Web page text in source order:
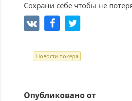
Сохрани себе чтобы не
Новости покера
Опубликовано от